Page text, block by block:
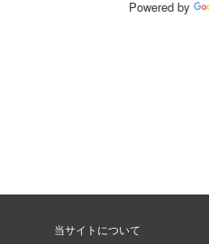
Powered by
当サイトについて